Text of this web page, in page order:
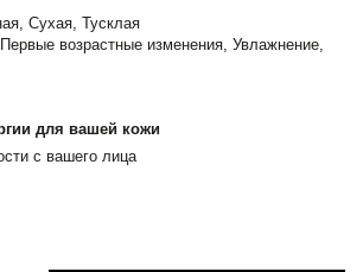
Сухая, Тусклая
Первые возрастные изменения, Увлажнение,
для вашей кожи
с вашего лица